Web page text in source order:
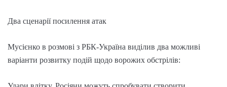
Два сценарії посилення атак
Мусієнко в розмові з РБК-Україна виділив два можливі
варіанти розвитку подій щодо ворожих обстрілів: